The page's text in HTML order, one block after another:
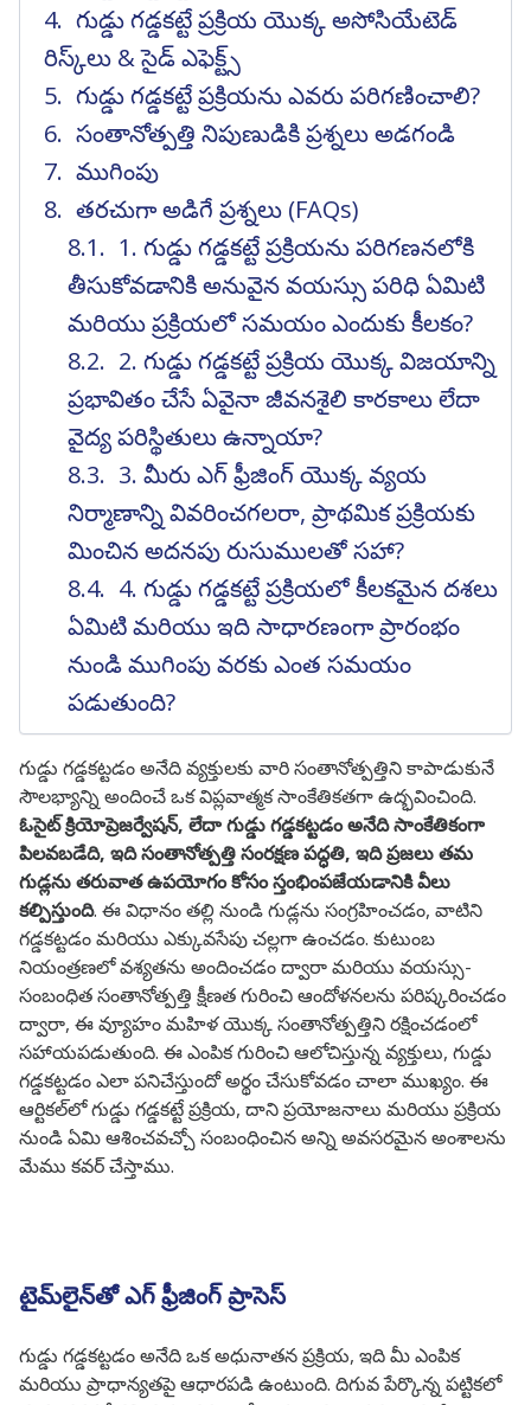
గుడ్డు గడ్డకట్టే ప్రక్రియ యొక్క అసోసియేటెడ్
రిస్క్‌లు & సైడ్ ఎఫెక్ట్స్
గుడ్డు గడ్డకట్టే ప్రక్రియను ఎవరు పరిగణించాలి?
సంతానోత్పత్తి నిపుణుడికి ప్రశ్నలు అడగండి
ముగింపు
తరచుగా అడిగే ప్రశ్నలు (FAQs)
1. గుడ్డు గడ్డకట్టే ప్రక్రియను పరిగణనలోకి
తీసుకోవడానికి అనువైన వయస్సు పరిధి ఏమిటి
మరియు ప్రక్రియలో సమయం ఎందుకు కీలకం?
2. గుడ్డు గడ్డకట్టే ప్రక్రియ యొక్క విజయాన్ని
ప్రభావితం చేసే ఏవైనా జీవనశైలి కారకాలు లేదా
వైద్య పరిస్థితులు ఉన్నాయా?
3. మీరు ఎగ్ ఫ్రీజింగ్ యొక్క వ్యయ
నిర్మాణాన్ని వివరించగలరా, ప్రాథమిక ప్రక్రియకు
మించిన అదనపు రుసుములతో సహా?
4. గుడ్డు గడ్డకట్టే ప్రక్రియలో కీలకమైన దశలు
ఏమిటి మరియు ఇది సాధారణంగా ప్రారంభం
నుండి ముగింపు వరకు ఎంత సమయం
పడుతుంది?
గుడ్డు గడ్డకట్టడం అనేది వ్యక్తులకు వారి సంతానోత్పత్తిని కాపాడుకునే
సౌలభ్యాన్ని అందించే ఒక విప్లవాత్మక సాంకేతికతగా ఉద్భవించింది.
ఓసైట్ క్రియోప్రెజర్వేషన్, లేదా గుడ్డు గడ్డకట్టడం అనేది సాంకేతికంగా
పిలవబడేది, ఇది సంతానోత్పత్తి సంరక్షణ పద్ధతి, ఇది ప్రజలు తమ
గుడ్లను తరువాత ఉపయోగం కోసం స్తంభింపజేయడానికి వీలు
కల్పిస్తుంది. ఈ విధానం తల్లి నుండి గుడ్లను సంగ్రహించడం, వాటిని
గడ్డకట్టడం మరియు ఎక్కువసేపు చల్లగా ఉంచడం. కుటుంబ
నియంత్రణలో వశ్యతను అందించడం ద్వారా మరియు వయస్సు-
సంబంధిత సంతానోత్పత్తి క్షీణత గురించి ఆందోళనలను పరిష్కరించడం
ద్వారా, ఈ వ్యూహం మహిళ యొక్క సంతానోత్పత్తిని రక్షించడంలో
సహాయపడుతుంది. ఈ ఎంపిక గురించి ఆలోచిస్తున్న వ్యక్తులు, గుడ్డు
గడ్డకట్టడం ఎలా పనిచేస్తుందో అర్థం చేసుకోవడం చాలా ముఖ్యం. ఈ
ఆర్టికల్‌లో గుడ్డు గడ్డకట్టే ప్రక్రియ, దాని ప్రయోజనాలు మరియు ప్రక్రియ
నుండి ఏమి ఆశించవచ్చో సంబంధించిన అన్ని అవసరమైన అంశాలను
మేము కవర్ చేస్తాము.
టైమ్‌లైన్‌తో ఎగ్ ఫ్రీజింగ్ ప్రాసెస్
గుడ్డు గడ్డకట్టడం అనేది ఒక అధునాతన ప్రక్రియ, ఇది మీ ఎంపిక
మరియు ప్రాధాన్యతపై ఆధారపడి ఉంటుంది. దిగువ పేర్కొన్న పట్టికలో